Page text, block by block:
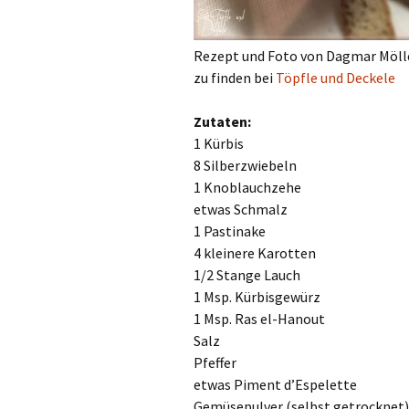
Rezept und Foto von Dagmar
zu finden bei Töpfle und Deckele
Zutaten:
1 Kürbis
8 Silberzwiebeln
1 Knoblauchzehe
etwas Schmalz
1 Pastinake
4 kleinere Karotten
1/2 Stange Lauch
1 Msp. Kürbisgewürz
1 Msp. Ras el-Hanout
Salz
Pfeffer
etwas Piment d’Espelette